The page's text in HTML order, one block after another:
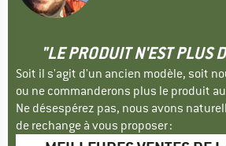
"LE PRODUIT N'EST PLUS
Soit il s'agit d'un ancien modèle, soit
ou ne commanderons plus le produit
Ne désespérez pas, nous avons
de rechange à vous proposer :